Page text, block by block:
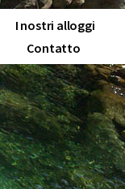
I nostri alloggi
Contatto